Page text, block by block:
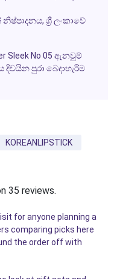
ශ්‍රී ලංකාවේ
Sleek No 05 ඇනවුම්
පුරා බෙදාහැරීම
KOREANLIPSTICK
35 reviews.
for anyone planning a
comparing picks here
the order off with